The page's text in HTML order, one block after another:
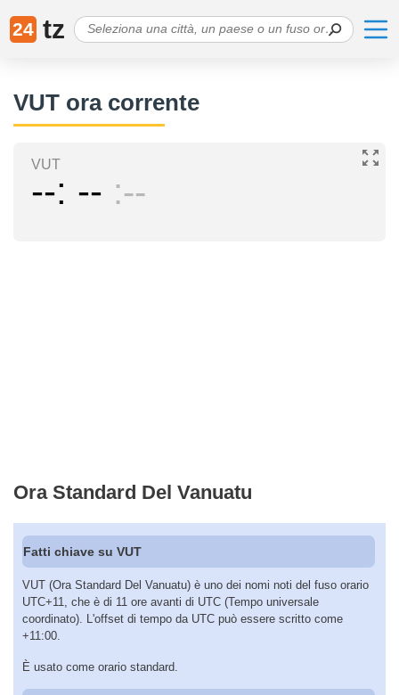
24 tz
VUT ora corrente
VUT
-- -- --
Ora Standard Del Vanuatu
Fatti chiave su VUT
VUT (Ora Standard Del Vanuatu) è uno dei nomi noti del fuso orario
UTC+11, che è di 11 ore avanti di UTC (Tempo universale
coordinato). L'offset di tempo da UTC può essere scritto come
+11:00.
È usato come orario standard.